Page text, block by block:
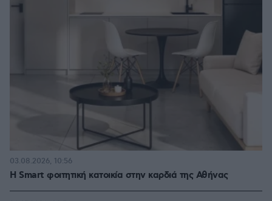
Η Smart φοιτητική κατοικία στην καρδιά της Αθήνας
03.08.2026, 10:56